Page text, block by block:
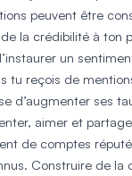
peuvent être
la crédibilité à ton
un
tu reçois de
d’augmenter ses
aimer et
de comptes
Construire de la